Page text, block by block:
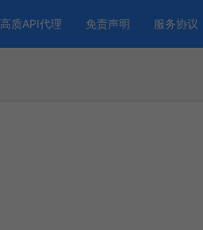
高质API代理 免责声明 服务协议